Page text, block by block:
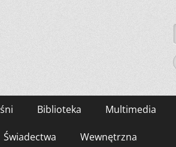
Biblioteka Multimedia
Świadectwa Wewnętrzna